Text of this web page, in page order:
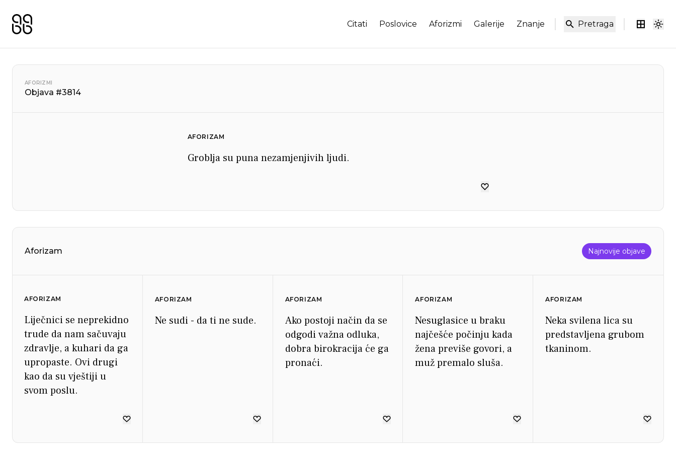
Pretraga
Citati Poslovice Aforizmi Galerije Znanje
AFORIZMI
Objava #3814
AFORIZAM
Groblja su puna nezamjenjivih ljudi.
Aforizam Najnovije objave
AFORIZAM
Liječnici se neprekidno
trude da nam sačuvaju
zdravlje, a kuhari da ga
upropaste. Ovi drugi
kao da su vještiji u
svom poslu.
AFORIZAM
Ne sudi - da ti ne sude.
AFORIZAM
Ako postoji način da se
odgodi važna odluka,
dobra birokracija će ga
pronaći.
AFORIZAM
Nesuglasice u braku
najčešće počinju kada
žena previše govori, a
muž premalo sluša.
AFORIZAM
Neka svilena lica su
predstavljena grubom
tkaninom.